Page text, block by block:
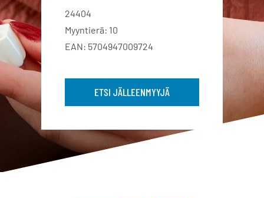
24404
Myyntierä: 10
EAN: 5704947009724
ETSI JÄLLEENMYYJÄ